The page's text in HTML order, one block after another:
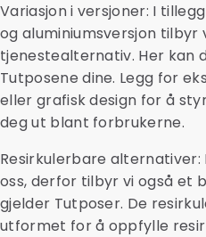
Variasjon i versjoner: I
og aluminiumsversjon tilbyr
tjenestealternativ. Her kan
Tutposene dine. Legg for
eller grafisk design for å
deg ut blant forbrukerne.
Resirkulerbare
oss, derfor tilbyr vi også
gjelder Tutposer. De
utformet for å oppfylle